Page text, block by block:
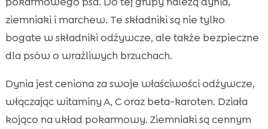
ziemniaki i marchew. Te składniki są nie tylko
bogate w składniki odżywcze, ale także bezpieczne
dla psów o wrażliwych brzuchach.
Dynia jest ceniona za swoje właściwości odżywcze,
włączając witaminy A, C oraz beta-karoten. Działa
kojąco na układ pokarmowy. Ziemniaki są cennym